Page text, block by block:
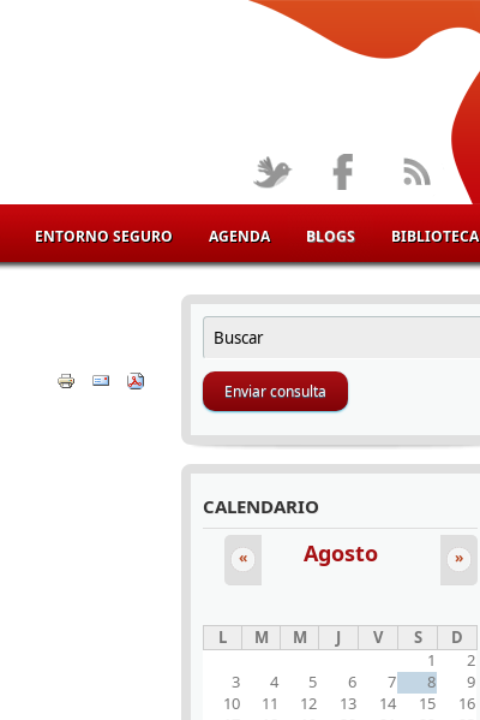
ENTORNO SEGURO AGENDA BLOGS BIBLIOTECA
FORMULARIO DE BÚSQUEDA
Buscar
CALENDARIO
Agosto
« »
L M M J V S
D
1
2
3
4 5 6 7 8
9
10
11 12 13 14 15
16